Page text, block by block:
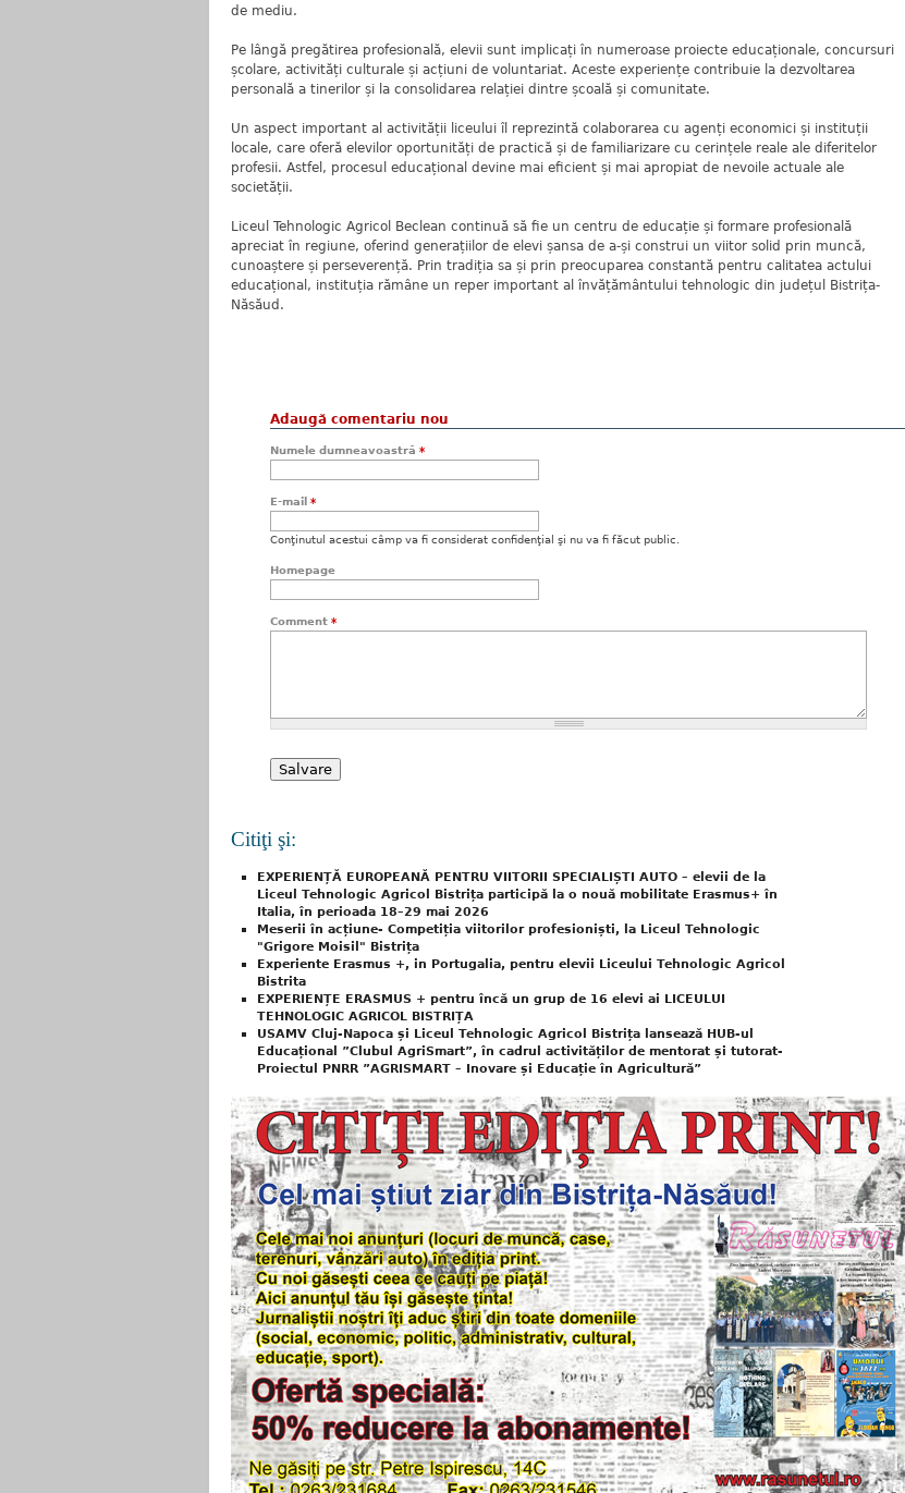
de mediu.
Pe lângă pregătirea profesională, elevii sunt implicați în numeroase proiecte educaționale, concursuri
școlare, activități culturale și acțiuni de voluntariat. Aceste experiențe contribuie la dezvoltarea
personală a tinerilor și la consolidarea relației dintre școală și comunitate.
Un aspect important al activității liceului îl reprezintă colaborarea cu agenți economici și instituții
locale, care oferă elevilor oportunități de practică și de familiarizare cu cerințele reale ale diferitelor
profesii. Astfel, procesul educațional devine mai eficient și mai apropiat de nevoile actuale ale
societății.
Liceul Tehnologic Agricol Beclean continuă să fie un centru de educație și formare profesională
apreciat în regiune, oferind generațiilor de elevi șansa de a-și construi un viitor solid prin muncă,
cunoaștere și perseverență. Prin tradiția sa și prin preocuparea constantă pentru calitatea actului
educațional, instituția rămâne un reper important al învățământului tehnologic din județul Bistrița-
Năsăud.
Adaugă comentariu nou
Numele dumneavoastră *
E-mail *
Conţinutul acestui câmp va fi considerat confidenţial şi nu va fi făcut public.
Homepage
Comment *
Citiţi şi:
EXPERIENȚĂ EUROPEANĂ PENTRU VIITORII SPECIALIȘTI AUTO – elevii de la
Liceul Tehnologic Agricol Bistrița participă la o nouă mobilitate Erasmus+ în
Italia, în perioada 18–29 mai 2026
Meserii în acțiune- Competiția viitorilor profesioniști, la Liceul Tehnologic
"Grigore Moisil" Bistrița
Experiente Erasmus +, in Portugalia, pentru elevii Liceului Tehnologic Agricol
Bistrita
EXPERIENȚE ERASMUS + pentru încă un grup de 16 elevi ai LICEULUI
TEHNOLOGIC AGRICOL BISTRIȚA
USAMV Cluj-Napoca și Liceul Tehnologic Agricol Bistrița lansează HUB-ul
Educațional ”Clubul AgriSmart”, în cadrul activităților de mentorat și tutorat-
Proiectul PNRR ”AGRISMART – Inovare și Educație în Agricultură”